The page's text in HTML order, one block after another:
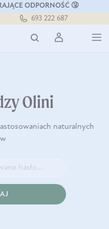
ODPORNOŚĆ 🤧
693 222 687
Olini
naturalnych